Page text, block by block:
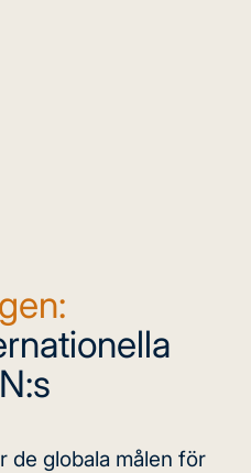
de globala målen för